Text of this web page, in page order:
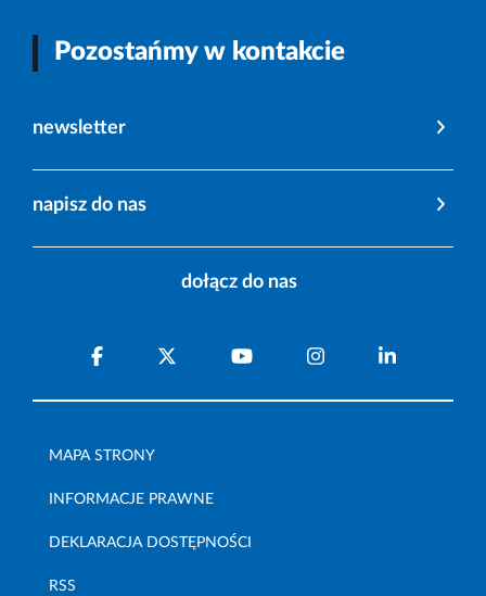
Pozostańmy w kontakcie
newsletter
napisz do nas
dołącz do nas
MAPA STRONY
INFORMACJE PRAWNE
DEKLARACJA DOSTĘPNOŚCI
RSS